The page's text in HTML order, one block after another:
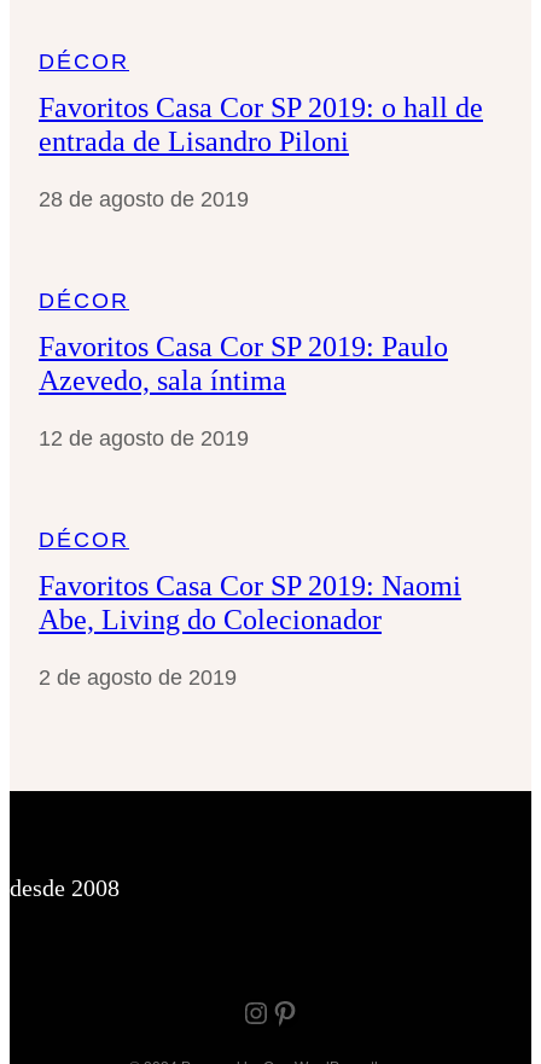
r
DÉCOR
Favoritos Casa Cor SP 2019: o hall de
entrada de Lisandro Piloni
28 de agosto de 2019
DÉCOR
Favoritos Casa Cor SP 2019: Paulo
Azevedo, sala íntima
12 de agosto de 2019
DÉCOR
Favoritos Casa Cor SP 2019: Naomi
Abe, Living do Colecionador
2 de agosto de 2019
desde 2008
Instagram Pinterest